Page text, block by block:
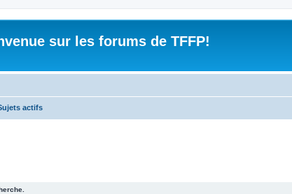
sur les forums de TFFP!
actifs